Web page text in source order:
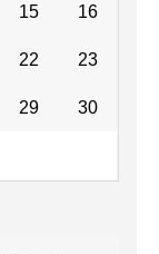
15 16
22 23
29 30